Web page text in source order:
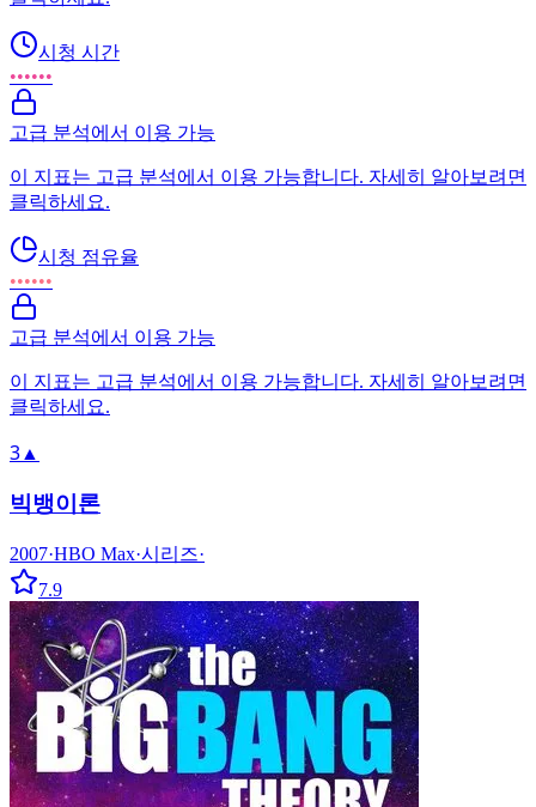
시청 시간
••••••
고급 분석에서 이용 가능
이 지표는 고급 분석에서 이용 가능합니다. 자세히 알아보려면
클릭하세요.
시청 점유율
••••••
고급 분석에서 이용 가능
이 지표는 고급 분석에서 이용 가능합니다. 자세히 알아보려면
클릭하세요.
3▲
빅뱅이론
2007·HBO Max·시리즈·
7.9